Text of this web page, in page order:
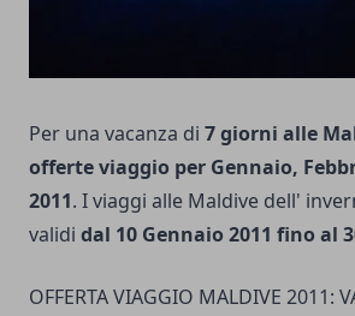
Per una vacanza di 7 giorni alle
offerte viaggio per Gennaio,
2011. I viaggi alle Maldive dell'
validi dal 10 Gennaio 2011 fino al
OFFERTA VIAGGIO MALDIVE 2011: